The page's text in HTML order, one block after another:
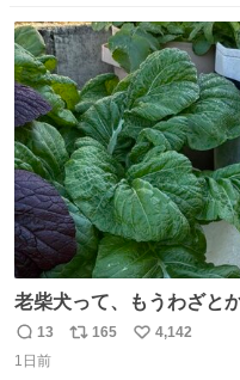
ト
数
数
老柴犬って、もうわざと
はまりにいくじゃないで
い主の間にはまってきて
返
信
13
リ
165
い
4,142
1日前